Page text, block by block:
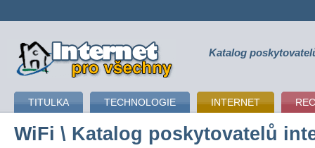
připojení k internetu Katalog
TITULKA TECHNOLOGIE INTERNET
WiFi \ Katalog poskytovatelů